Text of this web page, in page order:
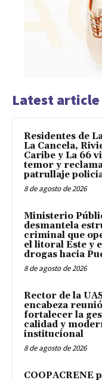
Latest article
Residentes de
La Cancela,
Caribe y La 66
temor y
patrullaje
8 de agosto de 2026
Ministerio
desmantela
criminal que
el litoral Este y
drogas hacia
8 de agosto de 2026
Rector de la
encabeza
fortalecer la
calidad y
institucional
8 de agosto de 2026
COOPACRENE